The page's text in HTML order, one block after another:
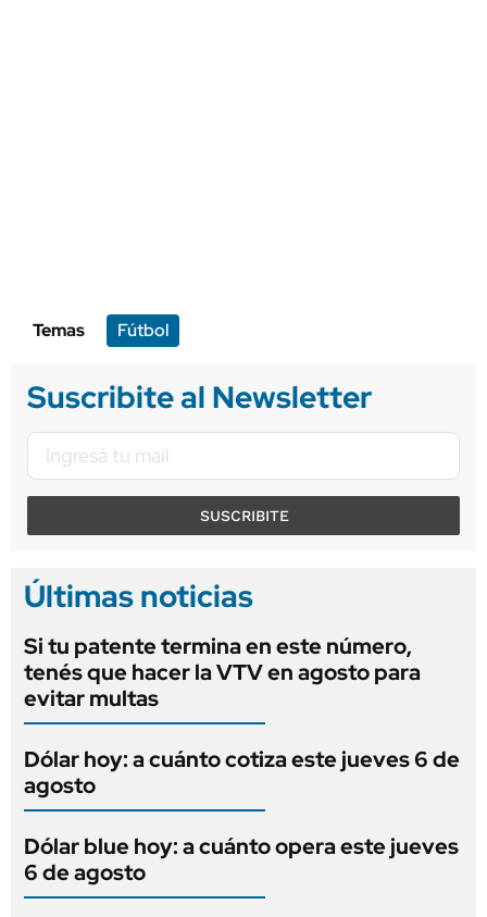
Temas Fútbol
Suscribite al Newsletter
SUSCRIBITE
Últimas noticias
Si tu patente termina en este número,
tenés que hacer la VTV en agosto para
evitar multas
Dólar hoy: a cuánto cotiza este jueves 6 de
agosto
Dólar blue hoy: a cuánto opera este jueves
6 de agosto